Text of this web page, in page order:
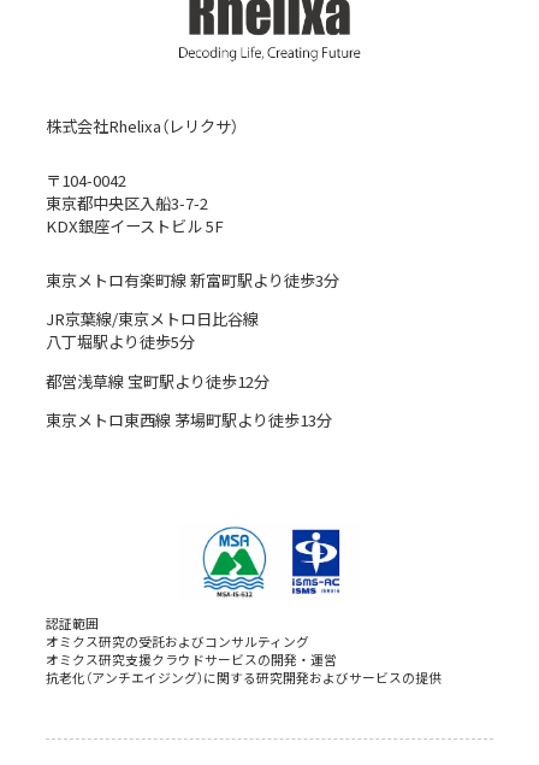
株式会社Rhelixa（レリクサ）
〒104-0042
東京都中央区入船3-7-2
KDX銀座イーストビル 5F
東京メトロ有楽町線 新富町駅より徒歩3分
JR京葉線/東京メトロ日比谷線
八丁堀駅より徒歩5分
都営浅草線 宝町駅より徒歩12分
東京メトロ東西線 茅場町駅より徒歩13分
認証範囲
オミクス研究の受託およびコンサルティング
オミクス研究支援クラウドサービスの開発・運営
抗老化（アンチエイジング）に関する研究開発およびサービスの提供